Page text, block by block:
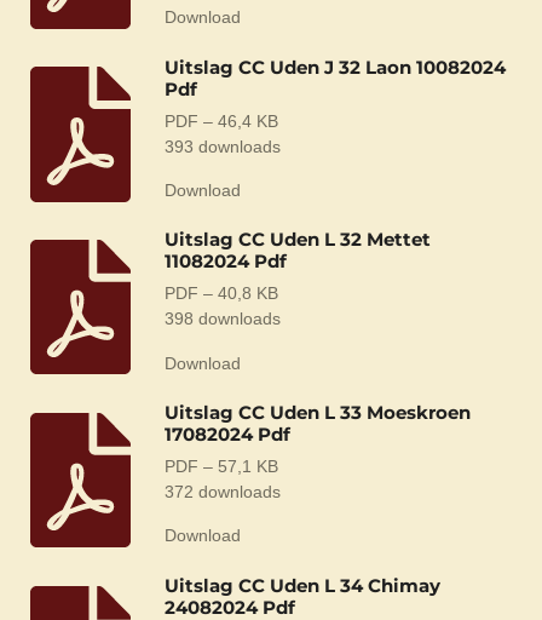
Download
Uitslag CC Uden J 32 Laon 10082024
Pdf
PDF – 46,4 KB
393 downloads
Download
Uitslag CC Uden L 32 Mettet
11082024 Pdf
PDF – 40,8 KB
398 downloads
Download
Uitslag CC Uden L 33 Moeskroen
17082024 Pdf
PDF – 57,1 KB
372 downloads
Download
Uitslag CC Uden L 34 Chimay
24082024 Pdf